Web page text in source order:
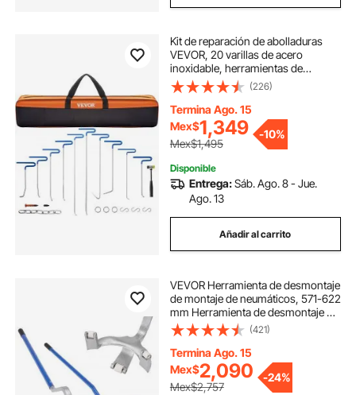
Kit de reparación de abolladuras
VEVOR, 20 varillas de acero
inoxidable, herramientas de
reparación de abolladuras tipo cola
de ballena, herramienta profesional
para eliminar abolladuras por
granizo, golpes en puertas y daños
menores.
(226)
Termina Ago. 15
Mex$1,349
Mex$1,495
-10%
Disponible
Entrega:Sáb. Ago. 8 - Jue.
Ago. 13
Añadir al carrito
VEVOR Herramienta de desmontaje
de montaje de neumáticos, 571-622
mm Herramienta de desmontaje de
montaje de desmontaje de acero
manual, con extra, Tubeless Truck
Bead Breaker, 3 PCS Tire
(421)
Termina Ago. 15
Mex$2,090
Mex$2,757
-24%